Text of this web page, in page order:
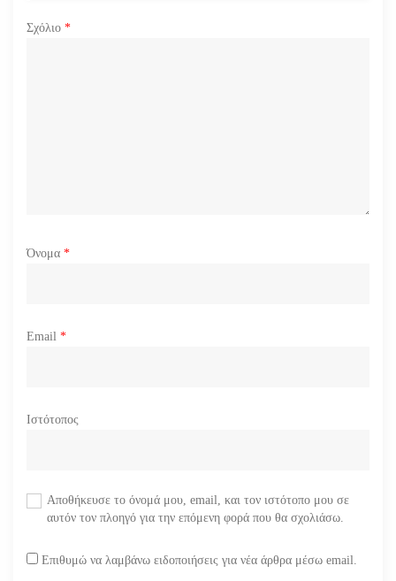
Σχόλιο *
Όνομα *
Email *
Ιστότοπος
Αποθήκευσε το όνομά μου, email, και τον ιστότοπο μου σε
αυτόν τον πλοηγό για την επόμενη φορά που θα σχολιάσω.
Επιθυμώ να λαμβάνω ειδοποιήσεις για νέα άρθρα μέσω email.